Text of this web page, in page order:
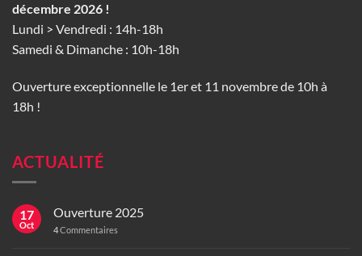
décembre 2026 !
Lundi > Vendredi : 14h-18h
Samedi & Dimanche : 10h-18h
Ouverture exceptionnelle le 1er et 11 novembre de 10h à
18h !
ACTUALITÉ
17
Oct
Ouverture 2025
4Commentaires